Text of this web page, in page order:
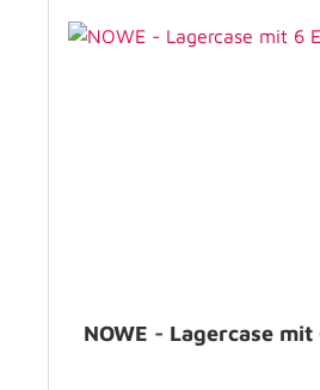
NOWE - Lagercase